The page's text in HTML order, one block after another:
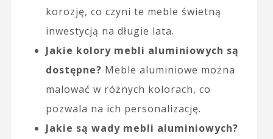
korozję, co czyni te meble świetną
inwestycją na długie lata.
Jakie kolory mebli aluminiowych są
dostępne? Meble aluminiowe można
malować w różnych kolorach, co
pozwala na ich personalizację.
Jakie są wady mebli aluminiowych?